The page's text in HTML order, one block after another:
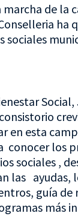
de la
ha
sociales
Social,
en esta
conocer los
sociales ,
las ayudas,
guía de
más